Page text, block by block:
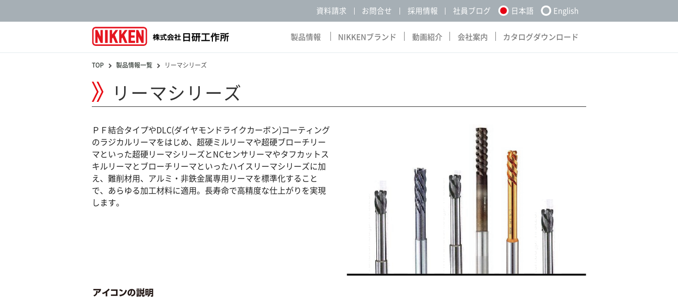
資料請求 お問合せ 採用情報 社員ブログ 日本語 English
製品情報
NIKKENブランド
動画紹介
会社案内
カタログダウンロード
TOP 製品情報一覧 リーマシリーズ
リーマシリーズ
ＰＦ結合タイプやDLC(ダイヤモンドライクカーボン)コーティング
のラジカルリーマをはじめ、超硬ミルリーマや超硬ブローチリー
マといった超硬リーマシリーズとNCセンサリーマやタフカットス
キルリーマとブローチリーマといったハイスリーマシリーズに加
え、難削材用、アルミ・非鉄金属専用リーマを標準化すること
で、あらゆる加工材料に適用。長寿命で高精度な仕上がりを実現
します。